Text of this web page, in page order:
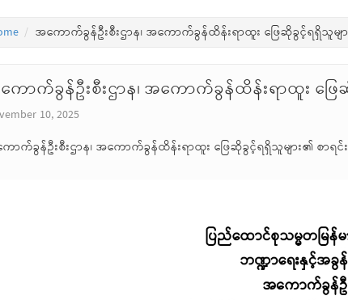
အကောက်ခွန်ဦးစီးဌာန၊ အကောက်ခွန်ထိန်းရာထူး ဖြေဆိုခွင့်ရရှိသူမျာ
ောက်ခွန်ဦးစီးဌာန၊ အကောက်ခွန်ထိန်းရာထူး ဖြေ
10, 2025
ာက်ခွန်ဦးစီးဌာန၊ အကောက်ခွန်ထိန်းရာထူး ဖြေဆိုခွင့်ရရှိသူများ၏ စာရင်